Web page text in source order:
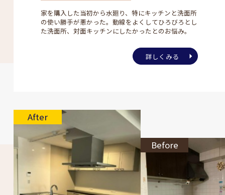
家を購入した当初から水廻り、特にキッチンと洗面所
の使い勝手が悪かった。動線をよくしてひろびろとし
た洗面所、対面キッチンにしたかったとのお悩み。
詳しくみる
After
Before